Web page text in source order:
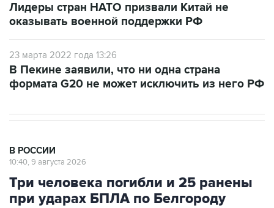
Лидеры стран НАТО призвали Китай не
оказывать военной поддержки РФ
23 марта 2022 года 13:26
В Пекине заявили, что ни одна страна
формата G20 не может исключить из него РФ
В РОССИИ
10:40, 9 августа 2026
Три человека погибли и 25 ранены
при ударах БПЛА по Белгороду